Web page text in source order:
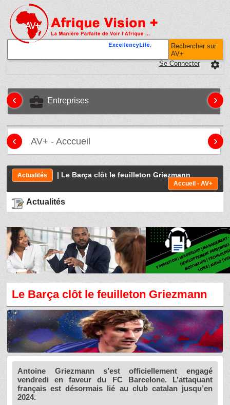
Rechercher sur
AV+
settings
Se Connecter
business_center Entreprises
‹ ›
AV+ - Acccueil
‹ ›
Actualités | Le Barça clôt le feuilleton Griezmann
Accueil - AV+
Actualités
Le Barça clôt le feuilleton Griezmann
Antoine Griezmann s’est officiellement engagé
vendredi en faveur du FC Barcelone. L’attaquant
français est désormais lié au club catalan jusqu’en
2024.